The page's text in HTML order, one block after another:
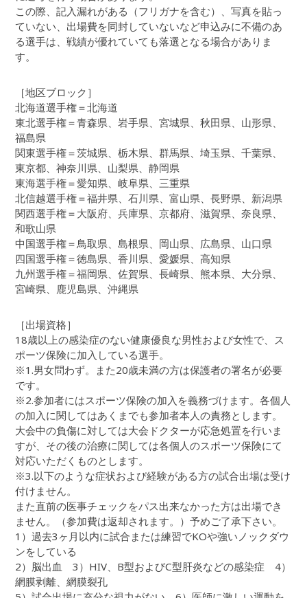
この際、記入漏れがある（フリガナを含む）、写真を貼っ
ていない、出場費を同封していないなど申込みに不備のあ
る選手は、戦績が優れていても落選となる場合がありま
す。
［地区ブロック］
北海道選手権＝北海道
東北選手権＝青森県、岩手県、宮城県、秋田県、山形県、
福島県
関東選手権＝茨城県、栃木県、群馬県、埼玉県、千葉県、
東京都、神奈川県、山梨県、静岡県
東海選手権＝愛知県、岐阜県、三重県
北信越選手権＝福井県、石川県、富山県、長野県、新潟県
関西選手権＝大阪府、兵庫県、京都府、滋賀県、奈良県、
和歌山県
中国選手権＝鳥取県、島根県、岡山県、広島県、山口県
四国選手権＝徳島県、香川県、愛媛県、高知県
九州選手権＝福岡県、佐賀県、長崎県、熊本県、大分県、
宮崎県、鹿児島県、沖縄県
［出場資格］
18歳以上の感染症のない健康優良な男性および女性で、ス
ポーツ保険に加入している選手。
※1.男女問わず。また20歳未満の方は保護者の署名が必要
です。
※2.参加者にはスポーツ保険の加入を義務づけます。各個人
の加入に関してはあくまでも参加者本人の責務とします。
大会中の負傷に対しては大会ドクターが応急処置を行いま
すが、その後の治療に関しては各個人のスポーツ保険にて
対応いただくものとします。
※3.以下のような症状および経験がある方の試合出場は受け
付けません。
また直前の医事チェックをパス出来なかった方は出場でき
ません。（参加費は返却されます。）予めご了承下さい。
1）過去3ヶ月以内に試合または練習でKOや強いノックダウ
ンをしている
2）脳出血 3）HIV、B型およびC型肝炎などの感染症 4）
網膜剥離、網膜裂孔